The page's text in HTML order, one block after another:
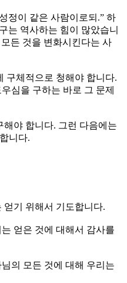
정이 같은 사람이로되.” 하
는 역사하는 힘이 많았습니
든 것을 변화시킨다는 사
구체적으로 청해야 합니다.
심을 구하는 바로 그 문제
야 합니다. 그런 다음에는
니다.
얻기 위해서 기도합니다.
얻은 것에 대해서 감사를
의 모든 것에 대해 우리는